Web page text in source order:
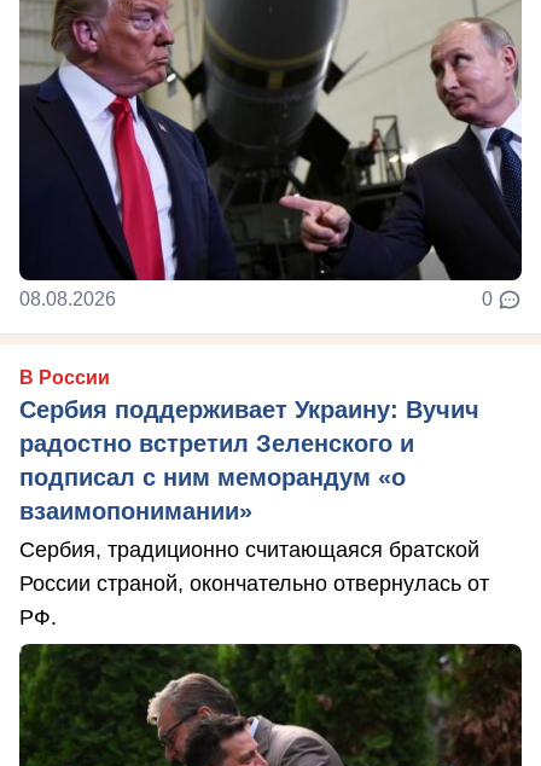
08.08.2026 0
В России
Сербия поддерживает Украину: Вучич
радостно встретил Зеленского и
подписал с ним меморандум «о
взаимопонимании»
Сербия, традиционно считающаяся братской
России страной, окончательно отвернулась от
РФ.